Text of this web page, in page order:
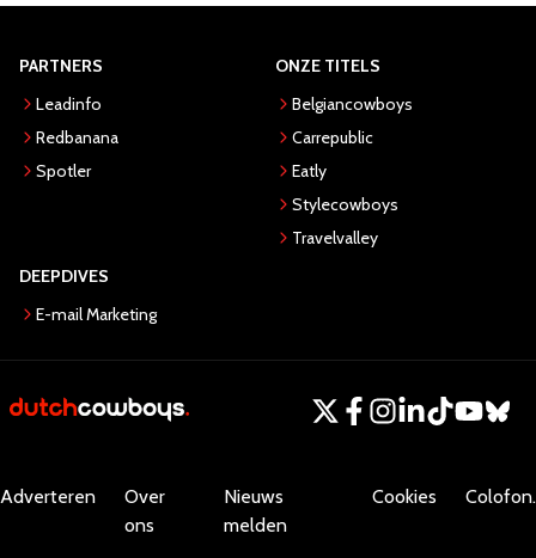
PARTNERS
Leadinfo
Redbanana
Spotler
ONZE TITELS
Belgiancowboys
Carrepublic
Eatly
Stylecowboys
Travelvalley
DEEPDIVES
E-mail Marketing
Adverteren
Over
ons
Nieuws
melden
Cookies Colofon.